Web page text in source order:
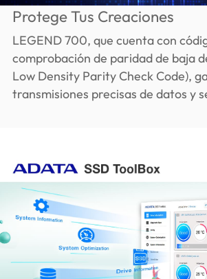
Protege Tus Creaciones
LEGEND 700, que cuenta con
comprobación de paridad de baja
Low Density Parity Check Code),
transmisiones precisas de datos y